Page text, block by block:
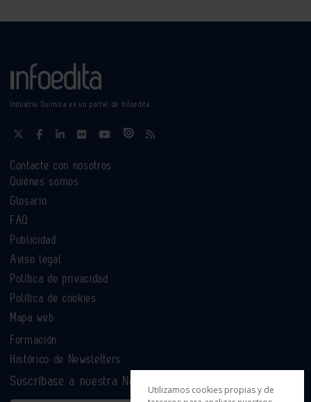
Industria Química es un portal de Infoedita
Contacte con nosotros
Quiénes somos
Glosario
FAQ
Publicidad
Aviso legal
Política de privacidad
Política de cookies
Mapa web
Formación
Histórico de Newsletters
Suscríbase a nuestra Newsletter
Utilizamos cookies propias y de